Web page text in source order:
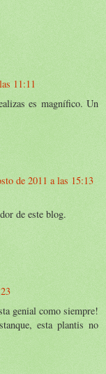
11:11
es magnífico. Un
de 2011 a las 15:13
de este blog.
genial como siempre!
esta plantis no